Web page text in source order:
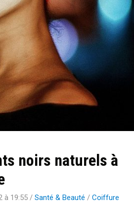
noirs naturels à
à 19:55 / Santé & Beauté / Coiffure